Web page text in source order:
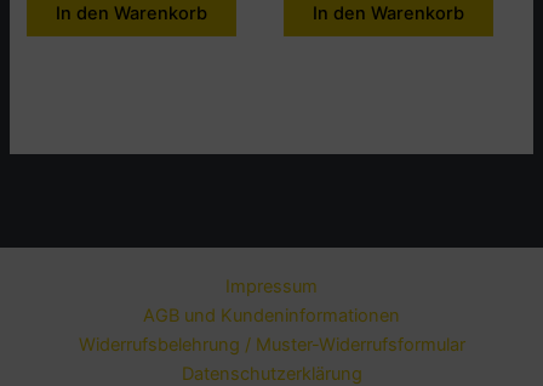
In den Warenkorb In den Warenkorb
Impressum
AGB und Kundeninformationen
Widerrufsbelehrung / Muster-Widerrufsformular
Datenschutzerklärung